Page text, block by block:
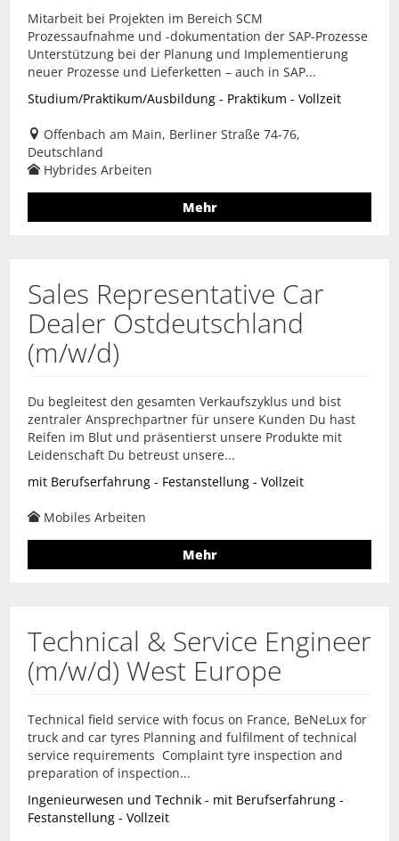
Mitarbeit bei Projekten im Bereich SCM
Prozessaufnahme und -dokumentation der SAP-Prozesse
Unterstützung bei der Planung und Implementierung
neuer Prozesse und Lieferketten – auch in SAP...
Studium/Praktikum/Ausbildung - Praktikum - Vollzeit
Offenbach am Main, Berliner Straße 74-76,
Deutschland
Hybrides Arbeiten
Mehr
Sales Representative Car
Dealer Ostdeutschland
(m/w/d)
Du begleitest den gesamten Verkaufszyklus und bist
zentraler Ansprechpartner für unsere Kunden Du hast
Reifen im Blut und präsentierst unsere Produkte mit
Leidenschaft Du betreust unsere...
mit Berufserfahrung - Festanstellung - Vollzeit
Mobiles Arbeiten
Mehr
Technical & Service Engineer
(m/w/d) West Europe
Technical field service with focus on France, BeNeLux for
truck and car tyres Planning and fulfilment of technical
service requirements Complaint tyre inspection and
preparation of inspection...
Ingenieurwesen und Technik - mit Berufserfahrung -
Festanstellung - Vollzeit